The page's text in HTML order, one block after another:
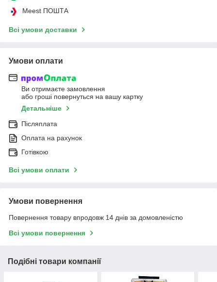
Meest ПОШТА
Всі умови доставки
Умови оплати
Ви отримаєте замовлення
або гроші повернуться на вашу картку
Детальніше
Післяплата
Оплата на рахунок
Готівкою
Всі умови оплати
Умови повернення
Повернення товару впродовж 14 днів за домовленістю
Всі умови повернення
Подібні товари компанії